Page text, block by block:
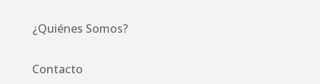
¿Quiénes Somos?
Contacto